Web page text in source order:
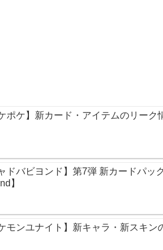
ポケ】新カード・アイテムのリーク
ドバビヨンド】第7弾 新カードパ
】
モンユナイト】新キャラ・新スキン